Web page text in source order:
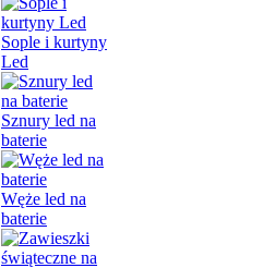
Sople i kurtyny
Led
Sznury led na
baterie
Węże led na
baterie